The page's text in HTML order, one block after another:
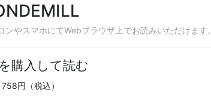
やスマホにてWebブラウザ上でお読みいただけます。
購入して読む
758円（税込）